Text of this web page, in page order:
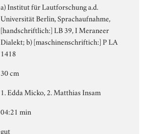
a) Institut für Lautforschung a.d.
Universität Berlin, Sprachaufnahme,
[handschriftlich:] LB 39, I Meraneer
Dialekt; b) [maschinenschriftich:] P LA
1418
30 cm
1. Edda Micko, 2. Matthias Insam
04:21 min
gut